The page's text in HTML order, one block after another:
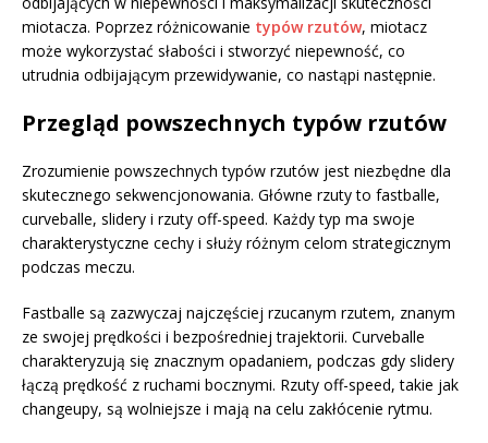
miotacza. Poprzez różnicowanie typów rzutów, miotacz
może wykorzystać słabości i stworzyć niepewność, co
utrudnia odbijającym przewidywanie, co nastąpi następnie.
Przegląd powszechnych typów rzutów
Zrozumienie powszechnych typów rzutów jest niezbędne dla
skutecznego sekwencjonowania. Główne rzuty to fastballe,
curveballe, slidery i rzuty off-speed. Każdy typ ma swoje
charakterystyczne cechy i służy różnym celom strategicznym
podczas meczu.
Fastballe są zazwyczaj najczęściej rzucanym rzutem, znanym
ze swojej prędkości i bezpośredniej trajektorii. Curveballe
charakteryzują się znacznym opadaniem, podczas gdy slidery
łączą prędkość z ruchami bocznymi. Rzuty off-speed, takie jak
changeupy, są wolniejsze i mają na celu zakłócenie rytmu.